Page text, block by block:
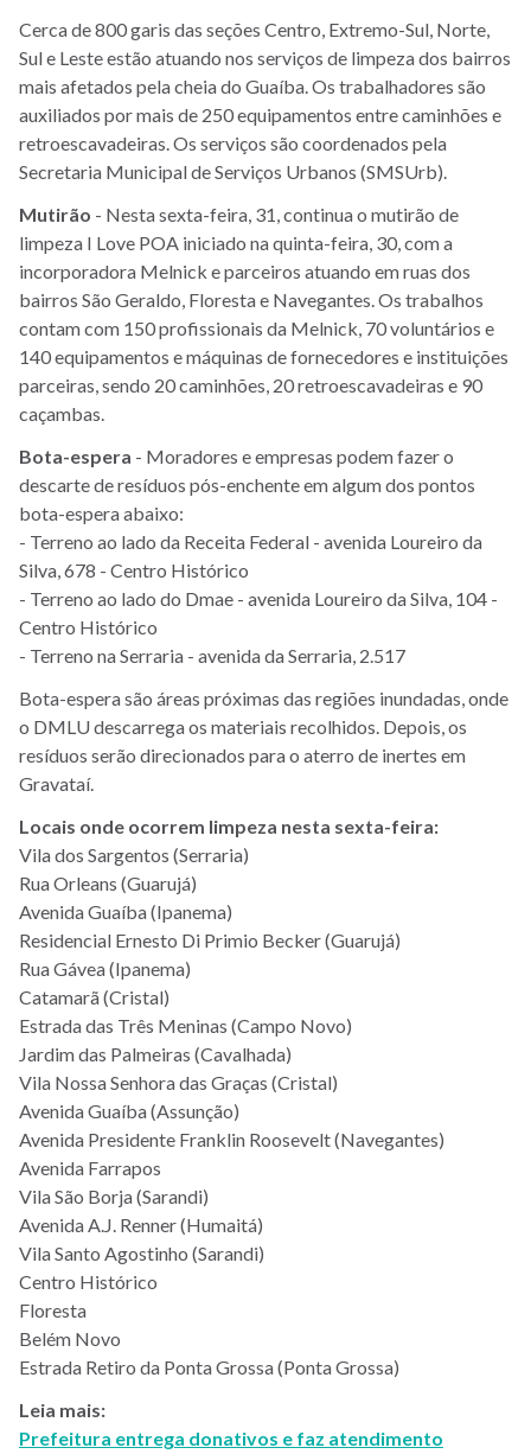
Cerca de 800 garis das seções Centro, Extremo-Sul, Norte,
Sul e Leste estão atuando nos serviços de limpeza dos bairros
mais afetados pela cheia do Guaíba. Os trabalhadores são
auxiliados por mais de 250 equipamentos entre caminhões e
retroescavadeiras. Os serviços são coordenados pela
Secretaria Municipal de Serviços Urbanos (SMSUrb).
Mutirão - Nesta sexta-feira, 31, continua o mutirão de
limpeza I Love POA iniciado na quinta-feira, 30, com a
incorporadora Melnick e parceiros atuando em ruas dos
bairros São Geraldo, Floresta e Navegantes. Os trabalhos
contam com 150 profissionais da Melnick, 70 voluntários e
140 equipamentos e máquinas de fornecedores e instituições
parceiras, sendo 20 caminhões, 20 retroescavadeiras e 90
caçambas.
Bota-espera - Moradores e empresas podem fazer o
descarte de resíduos pós-enchente em algum dos pontos
bota-espera abaixo:
- Terreno ao lado da Receita Federal - avenida Loureiro da
Silva, 678 - Centro Histórico
- Terreno ao lado do Dmae - avenida Loureiro da Silva, 104 -
Centro Histórico
- Terreno na Serraria - avenida da Serraria, 2.517
Bota-espera são áreas próximas das regiões inundadas, onde
o DMLU descarrega os materiais recolhidos. Depois, os
resíduos serão direcionados para o aterro de inertes em
Gravataí.
Locais onde ocorrem limpeza nesta sexta-feira:
Vila dos Sargentos (Serraria)
Rua Orleans (Guarujá)
Avenida Guaíba (Ipanema)
Residencial Ernesto Di Primio Becker (Guarujá)
Rua Gávea (Ipanema)
Catamarã (Cristal)
Estrada das Três Meninas (Campo Novo)
Jardim das Palmeiras (Cavalhada)
Vila Nossa Senhora das Graças (Cristal)
Avenida Guaíba (Assunção)
Avenida Presidente Franklin Roosevelt (Navegantes)
Avenida Farrapos
Vila São Borja (Sarandi)
Avenida A.J. Renner (Humaitá)
Vila Santo Agostinho (Sarandi)
Centro Histórico
Floresta
Belém Novo
Estrada Retiro da Ponta Grossa (Ponta Grossa)
Leia mais:
Prefeitura entrega donativos e faz atendimento